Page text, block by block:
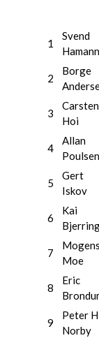
1
Svend
Hamann
2
Borge
3
Carsten
Hoi
4
Allan
Poulsen
5
Gert
Iskov
6
Kai
7
Mogens
Moe
8
Eric
9
Peter H
Norby